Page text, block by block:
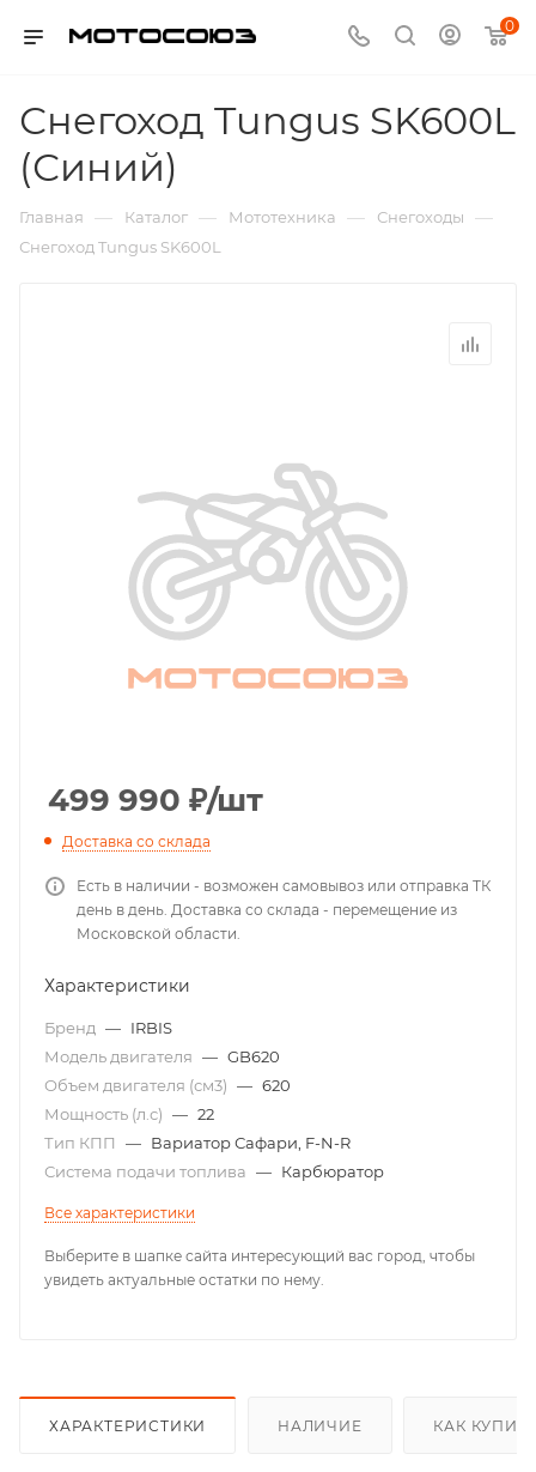
0
Снегоход Tungus SK600L
(Синий)
Главная — Каталог — Мототехника — Снегоходы —
Снегоход Tungus SK600L
499 990 ₽/шт
Доставка со склада
Есть в наличии - возможен самовывоз или отправка ТК
день в день. Доставка со склада - перемещение из
Московской области.
Характеристики
Бренд — IRBIS
Модель двигателя — GB620
Объем двигателя (см3) — 620
Мощность (л.с) — 22
Тип КПП
— Вариатор Сафари, F-N-R
Система подачи топлива — Карбюратор
Все характеристики
Выберите в шапке сайта интересующий вас город, чтобы
увидеть актуальные остатки по нему.
ХАРАКТЕРИСТИКИ НАЛИЧИЕ КАК